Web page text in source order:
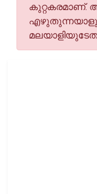
കുറ്റകരമാണ്.